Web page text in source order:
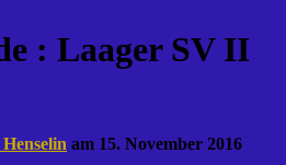
: Laager SV II
am 15. November 2016